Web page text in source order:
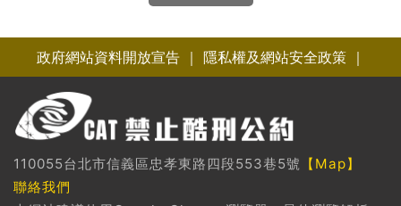
政府網站資料開放宣告｜ 隱私權及網站安全政策｜
110055台北市信義區忠孝東路四段553巷5號 【Map】
聯絡我們